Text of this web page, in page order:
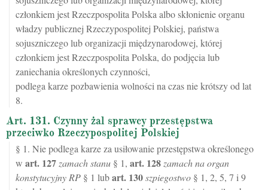
członkiem jest Rzeczpospolita Polska albo skłonienie organu
władzy publicznej Rzeczypospolitej Polskiej, państwa
sojuszniczego lub organizacji międzynarodowej, której
członkiem jest Rzeczpospolita Polska, do podjęcia lub
zaniechania określonych czynności,
podlega karze pozbawienia wolności na czas nie krótszy od lat
8.
Art. 131. Czynny żal sprawcy przestępstwa
przeciwko Rzeczypospolitej Polskiej
§ 1. Nie podlega karze za usiłowanie przestępstwa określonego
w art. 127 zamach stanu § 1, art. 128 zamach na organ
konstytucyjny RP § 1 lubart. 130szpiegostwo § 1, 2, 5, 7 i 9